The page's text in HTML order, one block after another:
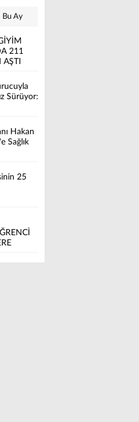
Bu Ay
211
Sürüyor:
Hakan
Sağlık
25